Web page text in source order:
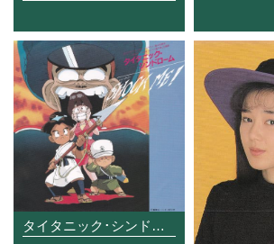
タイタニック･シンドローム